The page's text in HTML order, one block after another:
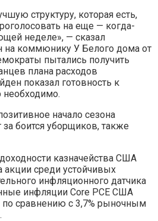
структуру, которая есть,
на еще — когда-
неделе», — сказал
на коммюнику У Белого дома от
пытались получить
плана расходов
показал готовность к
необходимо.
начало сезона
за боится уборщиков, также
казначейства США
акции среди устойчивых
инфляционного датчика
инфляции Core PCE США
по сравнению с 3,7% рыночным